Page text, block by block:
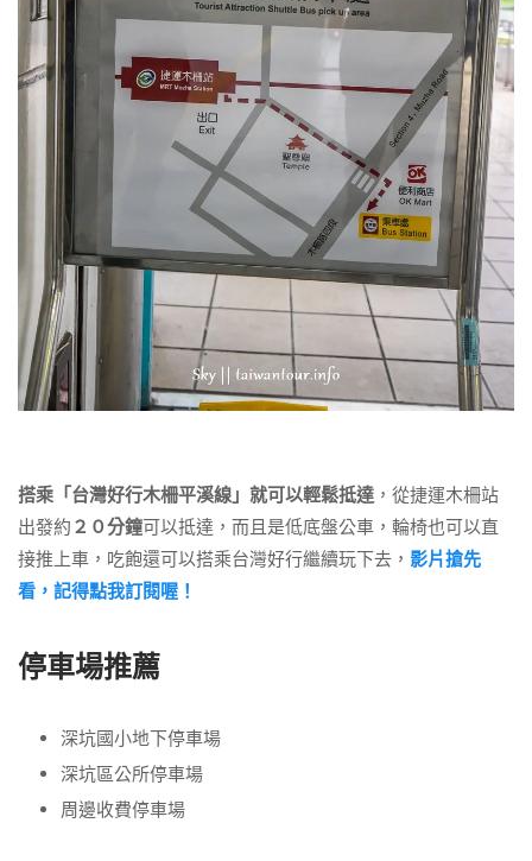
搭乘「台灣好行木柵平溪線」就可以輕鬆抵達 ，從捷運木柵站
出發約 ２０分鐘可以抵達，而且是低底盤公車，輪椅也可以直
接推上車，吃飽還可以搭乘台灣好行繼續玩下去， 影片搶先
看，記得點我訂閱喔！
停車場推薦
深坑國小地下停車場
深坑區公所停車場
周邊收費停車場